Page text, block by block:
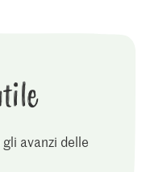
avanzi delle